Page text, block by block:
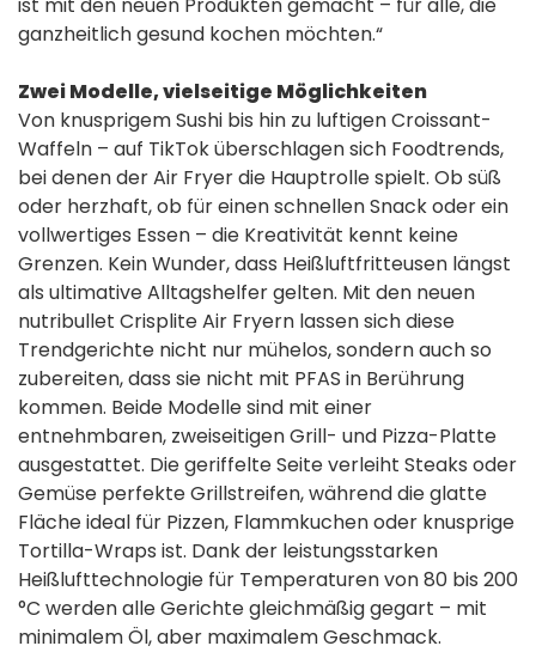
ganzheitlich gesund kochen möchten.“
Zwei Modelle, vielseitige Möglichkeiten
Von knusprigem Sushi bis hin zu luftigen Croissant-
Waffeln – auf TikTok überschlagen sich Foodtrends,
bei denen der Air Fryer die Hauptrolle spielt. Ob süß
oder herzhaft, ob für einen schnellen Snack oder ein
vollwertiges Essen – die Kreativität kennt keine
Grenzen. Kein Wunder, dass Heißluftfritteusen längst
als ultimative Alltagshelfer gelten. Mit den neuen
nutribullet Crisplite Air Fryern lassen sich diese
Trendgerichte nicht nur mühelos, sondern auch so
zubereiten, dass sie nicht mit PFAS in Berührung
kommen. Beide Modelle sind mit einer
entnehmbaren, zweiseitigen Grill- und Pizza-Platte
ausgestattet. Die geriffelte Seite verleiht Steaks oder
Gemüse perfekte Grillstreifen, während die glatte
Fläche ideal für Pizzen, Flammkuchen oder knusprige
Tortilla-Wraps ist. Dank der leistungsstarken
Heißlufttechnologie für Temperaturen von 80 bis 200
°C werden alle Gerichte gleichmäßig gegart – mit
minimalem Öl, aber maximalem Geschmack.